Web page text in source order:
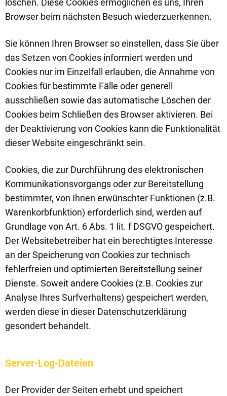
löschen. Diese Cookies ermöglichen es uns, Ihren
Browser beim nächsten Besuch wiederzuerkennen.
Sie können Ihren Browser so einstellen, dass Sie über
das Setzen von Cookies informiert werden und
Cookies nur im Einzelfall erlauben, die Annahme von
Cookies für bestimmte Fälle oder generell
ausschließen sowie das automatische Löschen der
Cookies beim Schließen des Browser aktivieren. Bei
der Deaktivierung von Cookies kann die Funktionalität
dieser Website eingeschränkt sein.
Cookies, die zur Durchführung des elektronischen
Kommunikationsvorgangs oder zur Bereitstellung
bestimmter, von Ihnen erwünschter Funktionen (z.B.
Warenkorbfunktion) erforderlich sind, werden auf
Grundlage von Art. 6 Abs. 1 lit. f DSGVO gespeichert.
Der Websitebetreiber hat ein berechtigtes Interesse
an der Speicherung von Cookies zur technisch
fehlerfreien und optimierten Bereitstellung seiner
Dienste. Soweit andere Cookies (z.B. Cookies zur
Analyse Ihres Surfverhaltens) gespeichert werden,
werden diese in dieser Datenschutzerklärung
gesondert behandelt.
Server-Log-Dateien
Der Provider der Seiten erhebt und speichert